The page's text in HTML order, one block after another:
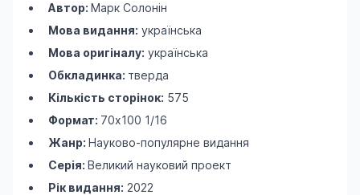
Автор: Марк Солонін
Мова видання: українська
Мова оригіналу: українська
Обкладинка: тверда
Кількість сторінок: 575
Формат: 70х100 1/16
Жанр: Науково-популярне видання
Серія: Великий науковий проект
Рік видання: 2022